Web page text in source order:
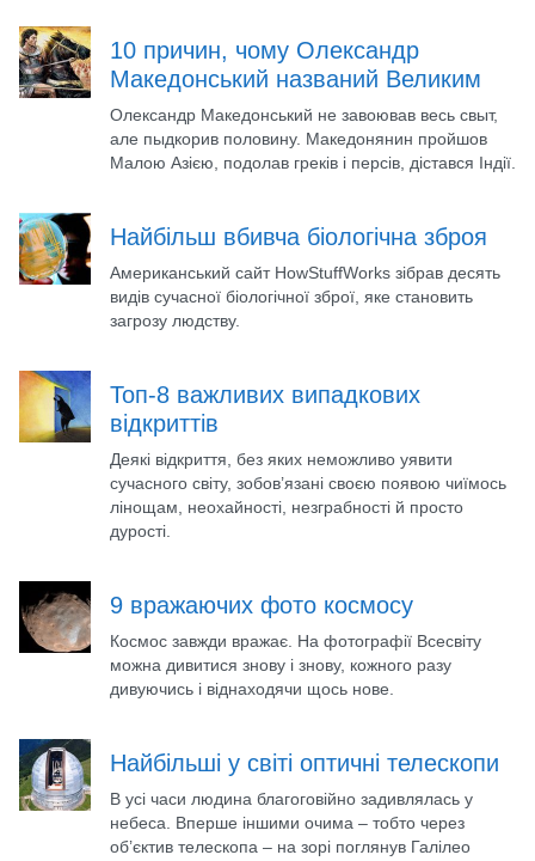
10 причин, чому Олександр
Македонський названий Великим
Олександр Македонський не завоював весь свыт,
але пыдкорив половину. Македонянин пройшов
Малою Азією, подолав греків і персів, дістався Індії.
Найбільш вбивча біологічна зброя
Американський сайт HowStuffWorks зібрав десять
видів сучасної біологічної зброї, яке становить
загрозу людству.
Топ-8 важливих випадкових
відкриттів
Деякі відкриття, без яких неможливо уявити
сучасного світу, зобов’язані своєю появою чиїмось
лінощам, неохайності, незграбності й просто
дурості.
9 вражаючих фото космосу
Космос завжди вражає. На фотографії Всесвіту
можна дивитися знову і знову, кожного разу
дивуючись і віднаходячи щось нове.
Найбільші у світі оптичні телескопи
В усі часи людина благоговійно задивлялась у
небеса. Вперше іншими очима – тобто через
об’єктив телескопа – на зорі поглянув Галілео